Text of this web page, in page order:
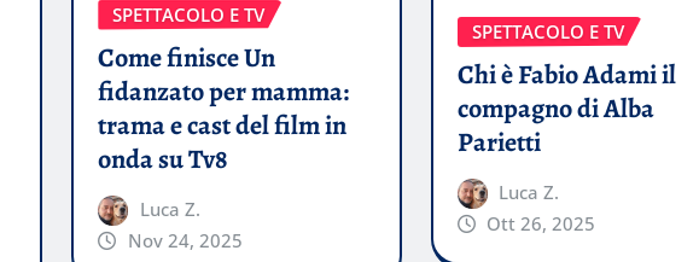
SPETTACOLO E TV
Come finisce Un
fidanzato per mamma:
trama e cast del film in
onda su Tv8
Luca Z.
Nov 24, 2025
SPETTACOLO E TV
Chi è Fabio Adami il
compagno di Alba
Parietti
Luca Z.
Ott 26, 2025